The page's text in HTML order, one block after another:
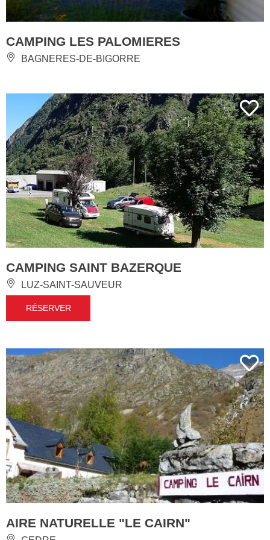
CAMPING LES PALOMIERES
BAGNERES-DE-BIGORRE
CAMPING SAINT BAZERQUE
LUZ-SAINT-SAUVEUR
RÉSERVER
AIRE NATURELLE "LE CAIRN"